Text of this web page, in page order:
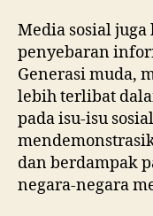
Media sosial
penyebaran
Generasi muda,
lebih terlibat
pada isu-isu
dan berdampak
negara-negara